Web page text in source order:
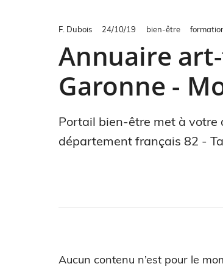
F. Dubois 24/10/19 bien-être
Annuaire
Garonne -
Portail bien-être met à
département français 82 -
Aucun contenu n’est pour le